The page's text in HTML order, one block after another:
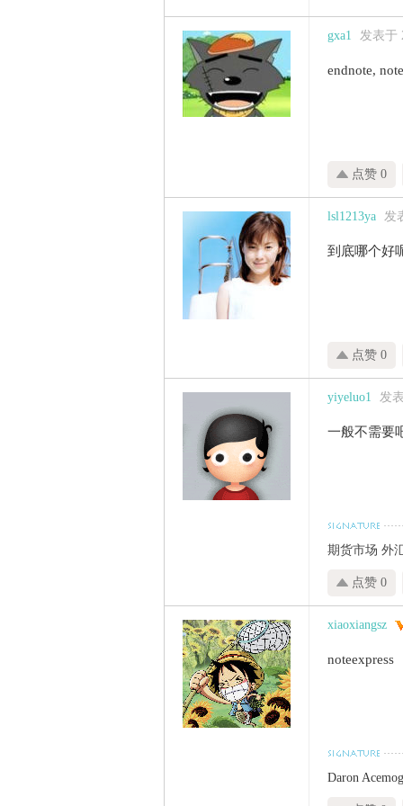
gxa1 发表于
endnote,
点赞 0
lsl1213ya 发
到底哪个好
点赞 0
yiyeluo1 发
一般不需要
期货市场 外
点赞 0
xiaoxiangsz
noteexpress
Daron